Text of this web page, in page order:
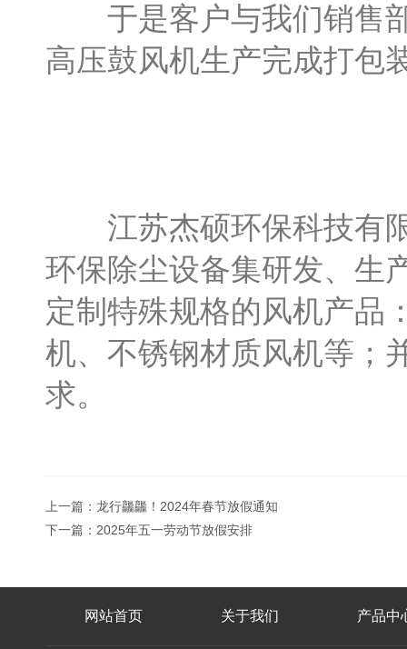
于是客户与我们销售部
高压鼓风机生产完成打包
江苏杰硕环保科技有限
环保除尘设备集研发、生
定制特殊规格的风机产品
机、不锈钢材质风机等；
求。
上一篇： 龙行龘龘！2024年春节放假通知
下一篇： 2025年五一劳动节放假安排
网站首页 关于我们 产品中